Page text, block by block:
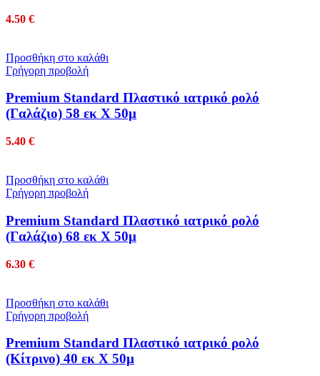
4.50 €
Προσθήκη στο καλάθι
Γρήγορη προβολή
Premium Standard Πλαστικό ιατρικό ρολό
(Γαλάζιο) 58 εκ Χ 50μ
5.40 €
Προσθήκη στο καλάθι
Γρήγορη προβολή
Premium Standard Πλαστικό ιατρικό ρολό
(Γαλάζιο) 68 εκ Χ 50μ
6.30 €
Προσθήκη στο καλάθι
Γρήγορη προβολή
Premium Standard Πλαστικό ιατρικό ρολό
(Κίτρινο) 40 εκ Χ 50μ